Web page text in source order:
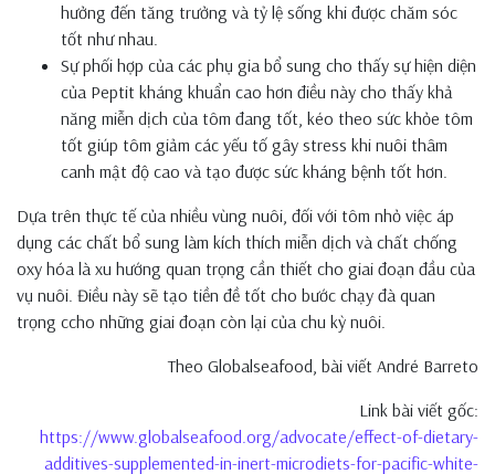
hưởng đến tăng trưởng và tỷ lệ sống khi được chăm sóc
tốt như nhau.
Sự phối hợp của các phụ gia bổ sung cho thấy sự hiện diện
của Peptit kháng khuẩn cao hơn điều này cho thấy khả
năng miễn dịch của tôm đang tốt, kéo theo sức khỏe tôm
tốt giúp tôm giảm các yếu tố gây stress khi nuôi thâm
canh mật độ cao và tạo được sức kháng bệnh tốt hơn.
Dựa trên thực tế của nhiều vùng nuôi, đối với tôm nhỏ việc áp
dụng các chất bổ sung làm kích thích miễn dịch và chất chống
oxy hóa là xu hướng quan trọng cần thiết cho giai đoạn đầu của
vụ nuôi. Điều này sẽ tạo tiền đề tốt cho bước chạy đà quan
trọng ccho những giai đoạn còn lại của chu kỳ nuôi.
Theo Globalseafood, bài viết André Barreto
Link bài viết gốc:
https://www.globalseafood.org/advocate/effect-of-dietary-
additives-supplemented-in-inert-microdiets-for-pacific-white-